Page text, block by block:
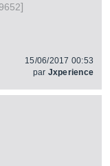
]
15/06/2017 00:53
par Jxperience